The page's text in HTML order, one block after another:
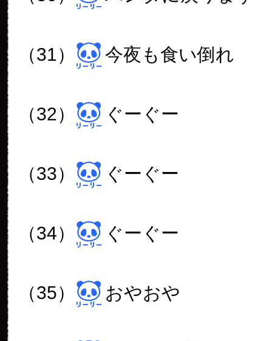
（31） 今夜も食い倒れ
（32） ぐーぐー
（33） ぐーぐー
（34） ぐーぐー
（35） おやおや